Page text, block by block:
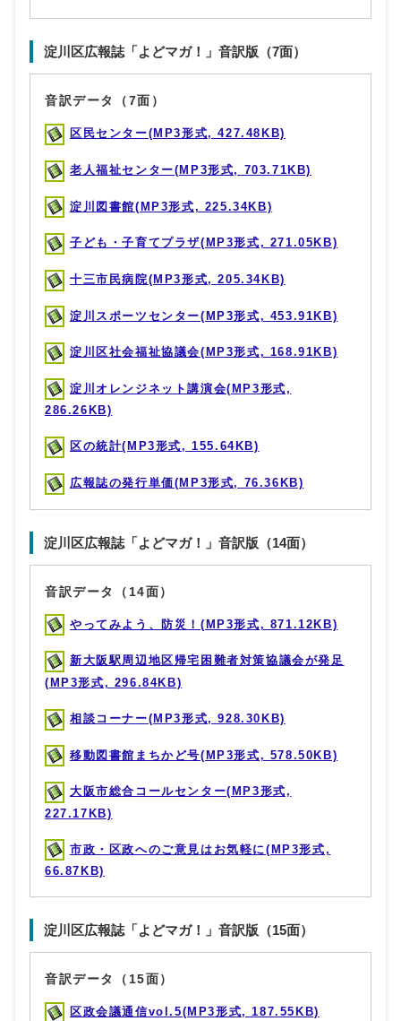
淀川区広報誌「よどマガ！」音訳版（7面）
音訳データ（7面）
区民センター(MP3形式, 427.48KB)
老人福祉センター(MP3形式, 703.71KB)
淀川図書館(MP3形式, 225.34KB)
子ども・子育てプラザ(MP3形式, 271.05KB)
十三市民病院(MP3形式, 205.34KB)
淀川スポーツセンター(MP3形式, 453.91KB)
淀川区社会福祉協議会(MP3形式, 168.91KB)
淀川オレンジネット講演会(MP3形式,
286.26KB)
区の統計(MP3形式, 155.64KB)
広報誌の発行単価(MP3形式, 76.36KB)
淀川区広報誌「よどマガ！」音訳版（14面）
音訳データ（14面）
やってみよう、防災！(MP3形式, 871.12KB)
新大阪駅周辺地区帰宅困難者対策協議会が発足
(MP3形式, 296.84KB)
相談コーナー(MP3形式, 928.30KB)
移動図書館まちかど号(MP3形式, 578.50KB)
大阪市総合コールセンター(MP3形式,
227.17KB)
市政・区政へのご意見はお気軽に(MP3形式,
66.87KB)
淀川区広報誌「よどマガ！」音訳版（15面）
音訳データ（15面）
区政会議通信vol.5(MP3形式, 187.55KB)